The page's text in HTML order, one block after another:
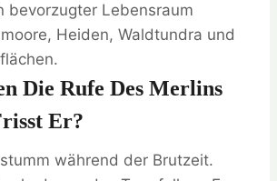
bevorzugter Lebensraum
Heiden, Waldtundra und
Die Rufe Des Merlins
Er?
während der Brutzeit.